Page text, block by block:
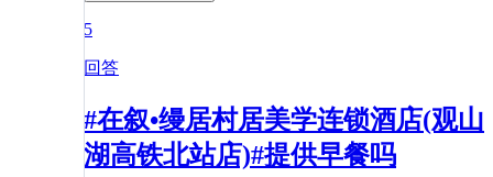
5
回答
#在叙•缦居村居美学连锁酒店(观山
湖高铁北站店)#提供早餐吗